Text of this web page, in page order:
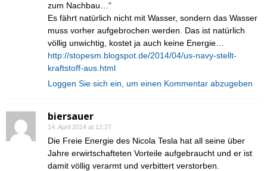
zum Nachbau…“
Es fährt natürlich nicht mit Wasser, sondern das Wasser
muss vorher aufgebrochen werden. Das ist natürlich
völlig unwichtig, kostet ja auch keine Energie…
http://stopesm.blogspot.de/2014/04/us-navy-stellt-
kraftstoff-aus.html
Loggen Sie sich ein, um einen Kommentar abzugeben
biersauer
14. April 2014 at 12:27
Die Freie Energie des Nicola Tesla hat all seine über
Jahre erwirtschafteten Vorteile aufgebraucht und er ist
damit völlig verarmt und verbittert verstorben.